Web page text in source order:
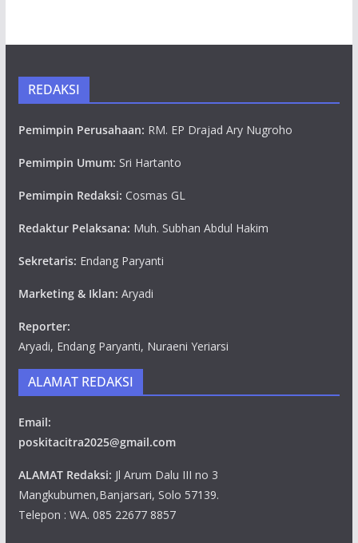
REDAKSI
Pemimpin Perusahaan: RM. EP Drajad Ary Nugroho
Pemimpin Umum: Sri Hartanto
Pemimpin Redaksi: Cosmas GL
Redaktur Pelaksana: Muh. Subhan Abdul Hakim
Sekretaris: Endang Paryanti
Marketing & Iklan: Aryadi
Reporter:
Aryadi, Endang Paryanti, Nuraeni Yeriarsi
ALAMAT REDAKSI
Email:
poskitacitra2025@gmail.com
ALAMAT Redaksi: Jl Arum Dalu III no 3
Mangkubumen,Banjarsari, Solo 57139.
Telepon : WA. 085 22677 8857